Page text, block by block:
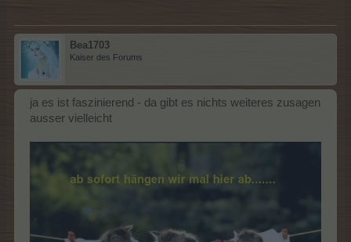
Bea1703
Kaiser des Forums
ja es ist faszinierend - da gibt es nichts weiteres zusagen
ausser vielleicht